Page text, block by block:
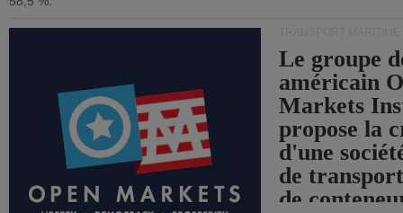
Le groupe
américain
Markets
propose la
d'une
de
de